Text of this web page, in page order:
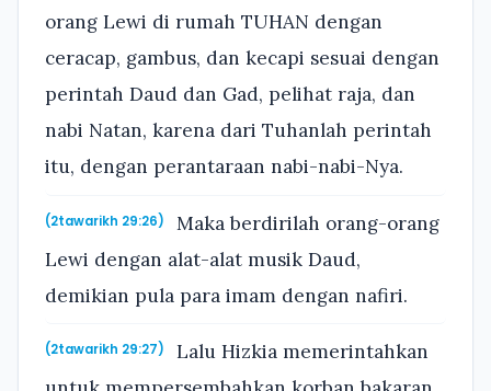
orang Lewi di rumah TUHAN dengan
ceracap, gambus, dan kecapi sesuai dengan
perintah Daud dan Gad, pelihat raja, dan
nabi Natan, karena dari Tuhanlah perintah
itu, dengan perantaraan nabi-nabi-Nya.
(2tawarikh 29:26)
Maka berdirilah orang-orang
Lewi dengan alat-alat musik Daud,
demikian pula para imam dengan nafiri.
(2tawarikh 29:27)
Lalu Hizkia memerintahkan